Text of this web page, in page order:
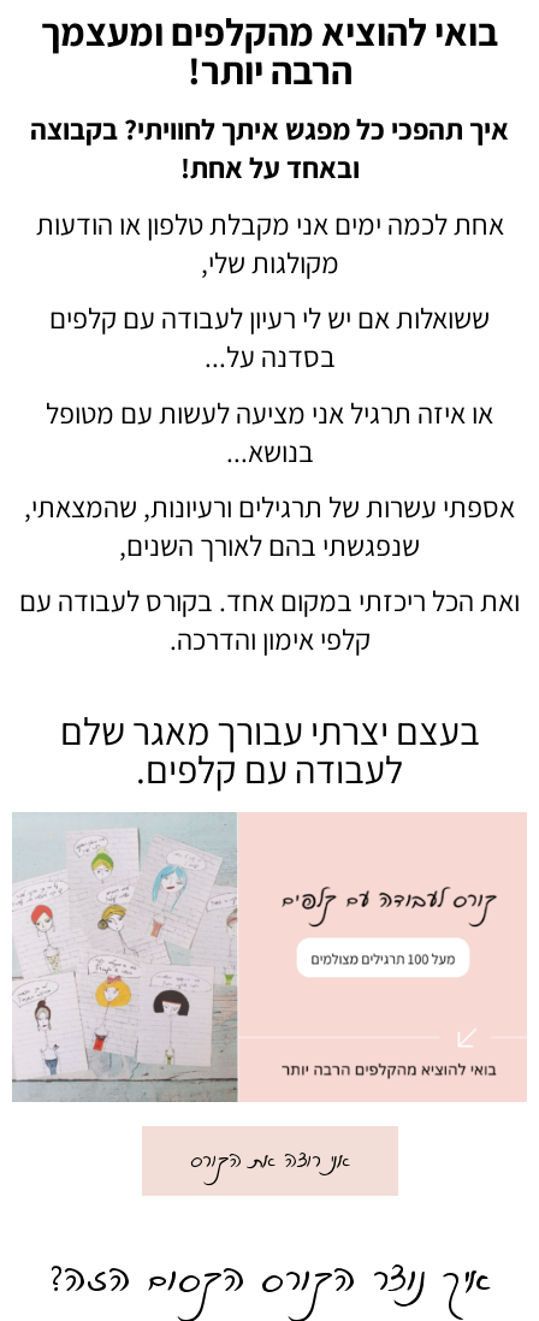
בואי להוציא מהקלפים ומעצמך
הרבה יותר!
איך תהפכי כל מפגש איתך לחוויתי? בקבוצה
ובאחד על אחת!
אחת לכמה ימים אני מקבלת טלפון או הודעות
מקולגות שלי,
ששואלות אם יש לי רעיון לעבודה עם קלפים
בסדנה על...
או איזה תרגיל אני מציעה לעשות עם מטופל
בנושא...
אספתי עשרות של תרגילים ורעיונות, שהמצאתי,
שנפגשתי בהם לאורך השנים,
ואת הכל ריכזתי במקום אחד. בקורס לעבודה עם
קלפי אימון והדרכה.
בעצם יצרתי עבורך מאגר שלם
לעבודה עם קלפים.
אני רוצה את הקורס
איך נוצר הקורס הקסום הזה?